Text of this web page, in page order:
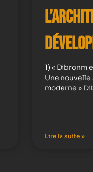
1) « Dibronm
Une nouvelle
moderne »
Lire la suite »